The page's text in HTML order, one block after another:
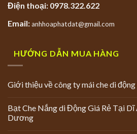
Điện thoại: 0978.322.622
Email:anhhoaphatdat@gmail.com
HƯỚNG DẪN MUA HÀNG
Giới thiệu về công ty mái che di
Bạt Che Nắng di Động Giá Rẻ Tại Dĩ
Dương